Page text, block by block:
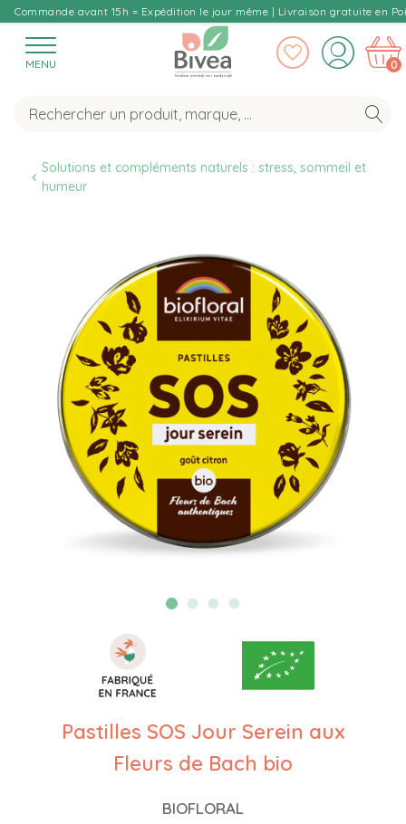
Commande avant 15h = Expédition le jour même | Livraison gratuite en
MENU 0
Solutions et compléments naturels : stress, sommeil et
humeur
Pastilles SOS Jour Serein aux
Fleurs de Bach bio
BIOFLORAL